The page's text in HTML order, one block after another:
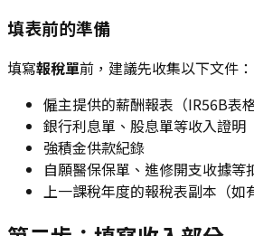
填表前的準備
填寫報稅單前，建議先收集以下文件：
僱主提供的薪酬報表（IR56B表格
銀行利息單、股息單等收入證明
強積金供款紀錄
自願醫保保單、進修開支收據等
上一課稅年度的報稅表副本（如